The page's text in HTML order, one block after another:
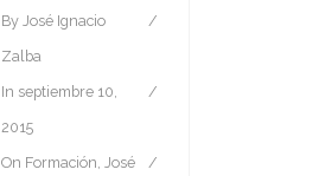
By José Ignacio
Zalba
In septiembre 10,
2015
On Formación, José